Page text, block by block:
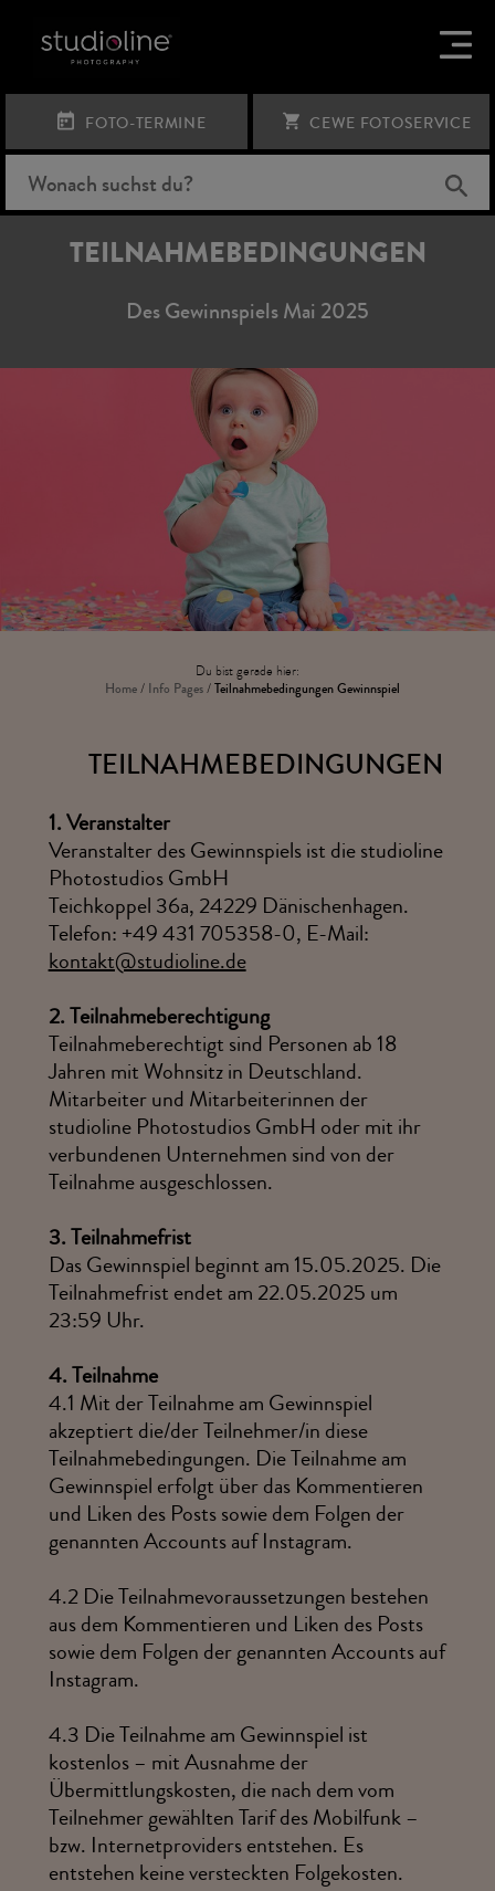
FOTO-TERMINE CEWE FOTOSERVICE
TEILNAHMEBEDINGUNGEN
Des Gewinnspiels Mai 2025
Du bist gerade hier:
Home / Info Pages / Teilnahmebedingungen Gewinnspiel
TEILNAHMEBEDINGUNGEN
1.Veranstalter
Veranstalter des Gewinnspiels ist die studioline
Photostudios GmbH
Teichkoppel 36a, 24229 Dänischenhagen.
Telefon: +49 431 705358-0, E-Mail:
kontakt@studioline.de
2.Teilnahmeberechtigung
Teilnahmeberechtigt sind Personen ab 18
Jahren mit Wohnsitz in Deutschland.
Mitarbeiter und Mitarbeiterinnen der
studioline Photostudios GmbH oder mit ihr
verbundenen Unternehmen sind von der
Teilnahme ausgeschlossen.
3.Teilnahmefrist
Das Gewinnspiel beginnt am 15.05.2025. Die
Teilnahmefrist endet am 22.05.2025 um
23:59 Uhr.
4.Teilnahme
4.1 Mit der Teilnahme am Gewinnspiel
akzeptiert die/der Teilnehmer/in diese
Teilnahmebedingungen. Die Teilnahme am
Gewinnspiel erfolgt über das Kommentieren
und Liken des Posts sowie dem Folgen der
genannten Accounts auf Instagram.
4.2 Die Teilnahmevoraussetzungen bestehen
aus dem Kommentieren und Liken des Posts
sowie dem Folgen der genannten Accounts auf
Instagram.
4.3 Die Teilnahme am Gewinnspiel ist
kostenlos – mit Ausnahme der
Übermittlungskosten, die nach dem vom
Teilnehmer gewählten Tarif des Mobilfunk –
bzw. Internetproviders entstehen. Es
entstehen keine versteckten Folgekosten.